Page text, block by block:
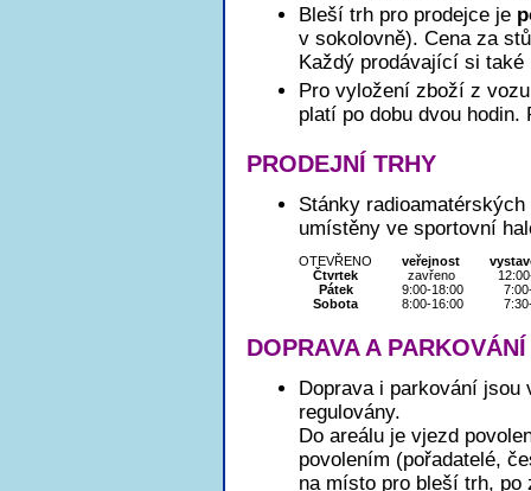
Bleší trh pro prodejce je
v sokolovně). Cena za
Každý prodávající si
Pro vyložení zboží z
platí po dobu dvou
PRODEJNÍ TRHY
Stánky
umístěny ve sportovní
OTEVŘENO veřejnost
Čtvrtek
zavřeno
Pátek
9:00-18:00
Sobota
8:00-16:00
DOPRAVA A PARKOVÁNÍ
Doprava i parkování jsou
regulovány.
Do areálu je vjezd
povolením (pořadatelé,
na místo pro bleší trh, po